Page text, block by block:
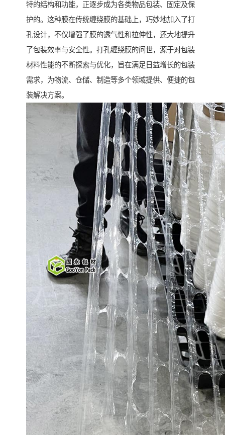
特的结构和功能，正逐步成为各类物品包装、固定及保
护的。这种膜在传统缠绕膜的基础上，巧妙地加入了打
孔设计，不仅增强了膜的透气性和拉伸性，还大地提升
了包装效率与安全性。打孔缠绕膜的问世，源于对包装
材料性能的不断探索与优化，旨在满足日益增长的包装
需求，为物流、仓储、制造等多个领域提供、便捷的包
装解决方案。